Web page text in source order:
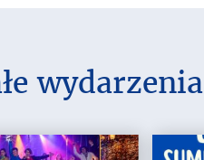
wydarzenia